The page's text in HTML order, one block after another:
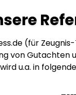
(für
von
u.a. in